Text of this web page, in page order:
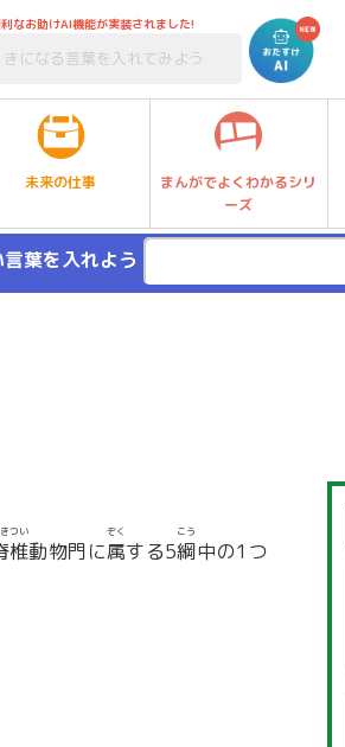
なお助けAI機能が実装されました!
未来の仕事
まんがでよくわかるシリ
ーズ
葉を入れよう
椎
つい
動物門に属
ぞく
する5綱
こう
中の1つ